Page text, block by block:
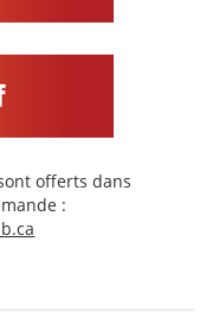
offerts dans
: